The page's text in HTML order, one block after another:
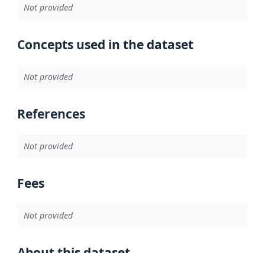
Not provided
Concepts used in the dataset
Not provided
References
Not provided
Fees
Not provided